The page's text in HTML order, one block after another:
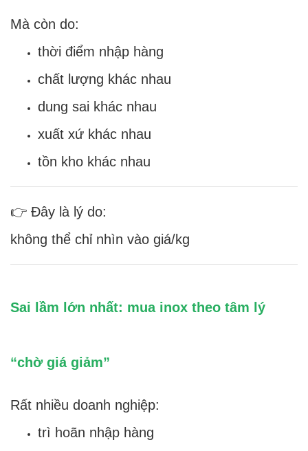
Mà còn do:
thời điểm nhập hàng
chất lượng khác nhau
dung sai khác nhau
xuất xứ khác nhau
tồn kho khác nhau
👉 Đây là lý do:
không thể chỉ nhìn vào giá/kg
Sai lầm lớn nhất: mua inox theo tâm lý
“chờ giá giảm”
Rất nhiều doanh nghiệp:
trì hoãn nhập hàng